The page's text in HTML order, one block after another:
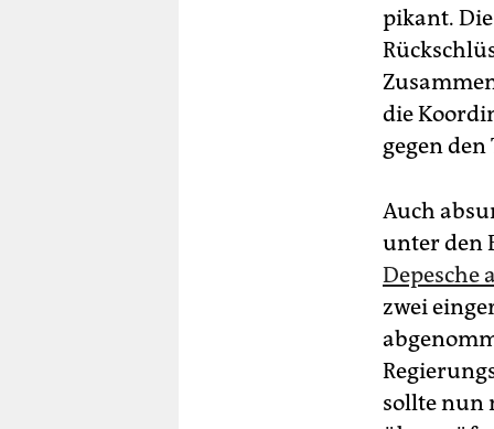
pikant.
die
gegen
Auch
unter den
Depesche
zwei
sollte nun